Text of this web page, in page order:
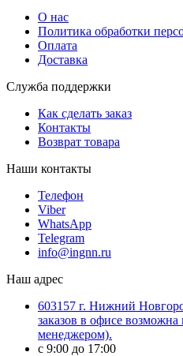
О нас
Политика обработки
Оплата
Доставка
Служба поддержки
Как сделать заказ
Контакты
Возврат товара
Наши контакты
Телефон
Viber
WhatsApp
Telegram
info@ingnn.ru
Наш адрес
603157 г. Нижний
заказов в офисе
менеджером).
c 9:00 до 17:00